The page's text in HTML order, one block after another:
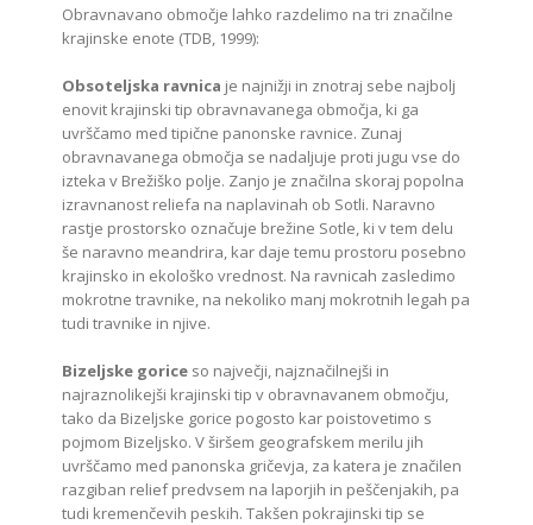
Obravnavano območje lahko razdelimo na tri značilne
krajinske enote (TDB, 1999):
Obsoteljska ravnica je najnižji in znotraj sebe najbolj
enovit krajinski tip obravnavanega območja, ki ga
uvrščamo med tipične panonske ravnice. Zunaj
obravnavanega območja se nadaljuje proti jugu vse do
izteka v Brežiško polje. Zanjo je značilna skoraj popolna
izravnanost reliefa na naplavinah ob Sotli. Naravno
rastje prostorsko označuje brežine Sotle, ki v tem delu
še naravno meandrira, kar daje temu prostoru posebno
krajinsko in ekološko vrednost. Na ravnicah zasledimo
mokrotne travnike, na nekoliko manj mokrotnih legah pa
tudi travnike in njive.
Bizeljske gorice so največji, najznačilnejši in
najraznolikejši krajinski tip v obravnavanem območju,
tako da Bizeljske gorice pogosto kar poistovetimo s
pojmom Bizeljsko. V širšem geografskem merilu jih
uvrščamo med panonska gričevja, za katera je značilen
razgiban relief predvsem na laporjih in peščenjakih, pa
tudi kremenčevih peskih. Takšen pokrajinski tip se